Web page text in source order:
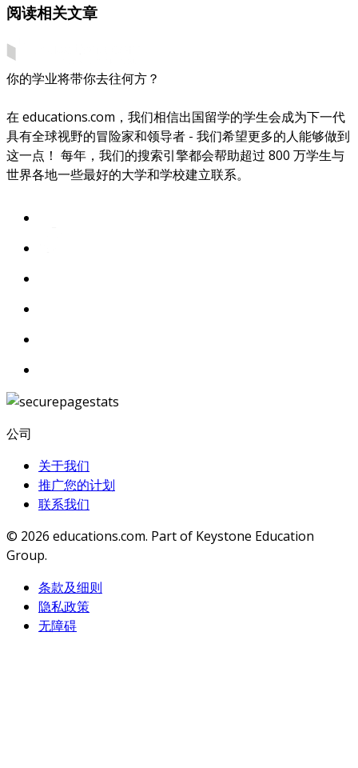
阅读相关文章
你的学业将带你去往何方？
在 educations.com，我们相信出国留学的学生会成为下一代
具有全球视野的冒险家和领导者 - 我们希望更多的人能够做到
这一点！ 每年，我们的搜索引擎都会帮助超过 800 万学生与
世界各地一些最好的大学和学校建立联系。
公司
关于我们
推广您的计划
联系我们
© 2026 educations.com. Part of Keystone Education
Group.
条款及细则
隐私政策
无障碍